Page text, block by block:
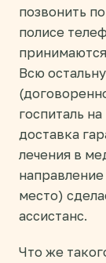
позвонить
полисе
Всю
госпиталь
доставка
лечения в
место)
ассистанс.
Что же